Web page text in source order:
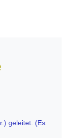
geleitet. (Es